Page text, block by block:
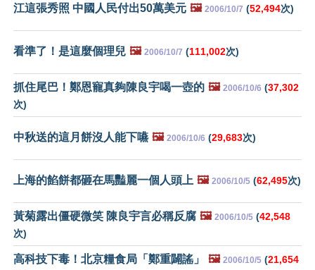
江這張秀照 中國人民付出50萬美元 🖼️ 2006/10/7 (52,494次)
看準了！是這麼個理兒 🖼️ 2006/10/7 (111,002次)
抓住尾巴！鄭恩寵真夠陳良宇喝一壺的 🖼️ 2006/10/6 (37,302
次)
中秋送的這月餅沒人能下嚥 🖼️ 2006/10/6 (29,683次)
上海的餡餅都砸在馬豔麗一個人頭上 🖼️ 2006/10/5 (62,495次)
黃菊露出僵硬微笑 陳良宇言必稱反腐 🖼️ 2006/10/5 (42,548
次)
高科技下毒！北京糧食局「鄭重闢謠」 🖼️ 2006/10/5 (21,654